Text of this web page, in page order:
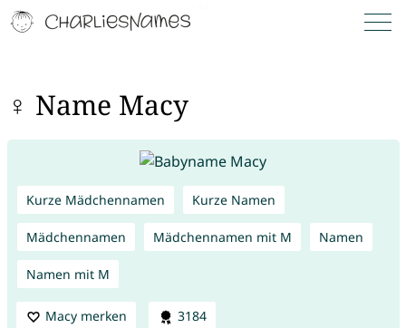
♀ Name Macy
Kurze Mädchennamen Kurze Namen
Mädchennamen Mädchennamen mit M Namen
Namen mit M
Macy merken 3184